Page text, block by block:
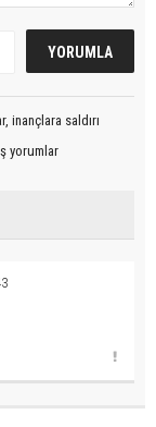
inançlara saldırı
yorumlar